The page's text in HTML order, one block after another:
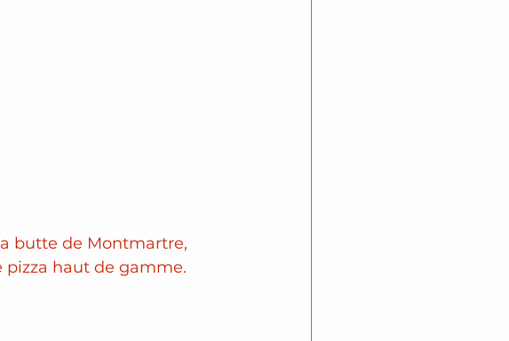
butte de Montmartre,
pizza haut de gamme.